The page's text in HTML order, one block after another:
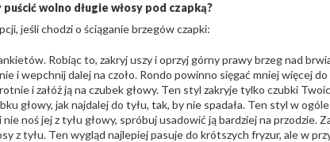
puścić wolno długie włosy pod czapką?
jeśli chodzi o ściąganie brzegów czapki:
Robiąc to, zakryj uszy i oprzyj górny prawy brzeg nad
i wepchnij dalej na czoło. Rondo powinno sięgać mniej więcej
i załóż ją na czubek głowy. Ten styl zakryje tylko czubki
głowy, jak najdalej do tyłu, tak, by nie spadała. Ten styl w
nie noś jej z tyłu głowy, spróbuj usadowić ją bardziej na przodzie.
z tyłu. Ten wygląd najlepiej pasuje do krótszych fryzur, ale w